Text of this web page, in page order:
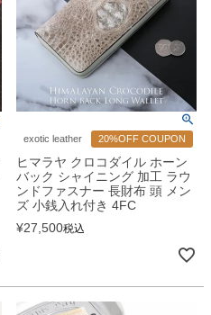
exotic leather 20%OFF COUPON
ヒマラヤ クロコダイル ホーン
バック シャイニング 加工 ラウ
ンドファスナー 長財布 頭 メン
ズ 小銭入れ付き 4FC
¥27,500税込